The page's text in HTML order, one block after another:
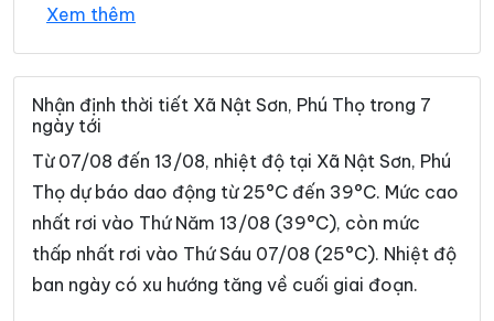
Xã Bình Tuyền
Xã Cẩm Khê Xã Cao Dương
Xã Cao Phong Xã Cao Sơn
Xã Chân Mộng
Xã Chí Tiên Xã Cự Đồng
Xã Đà Bắc Xã Đại Đình
Xã Đại Đồng Xã Dân Chủ
Xem thêm
Nhận định thời tiết Xã Nật Sơn, Phú Thọ trong 7
ngày tới
Từ 07/08 đến 13/08, nhiệt độ tại Xã Nật Sơn, Phú
Thọ dự báo dao động từ 25°C đến 39°C. Mức cao
nhất rơi vào Thứ Năm 13/08 (39°C), còn mức
thấp nhất rơi vào Thứ Sáu 07/08 (25°C). Nhiệt độ
ban ngày có xu hướng tăng về cuối giai đoạn.